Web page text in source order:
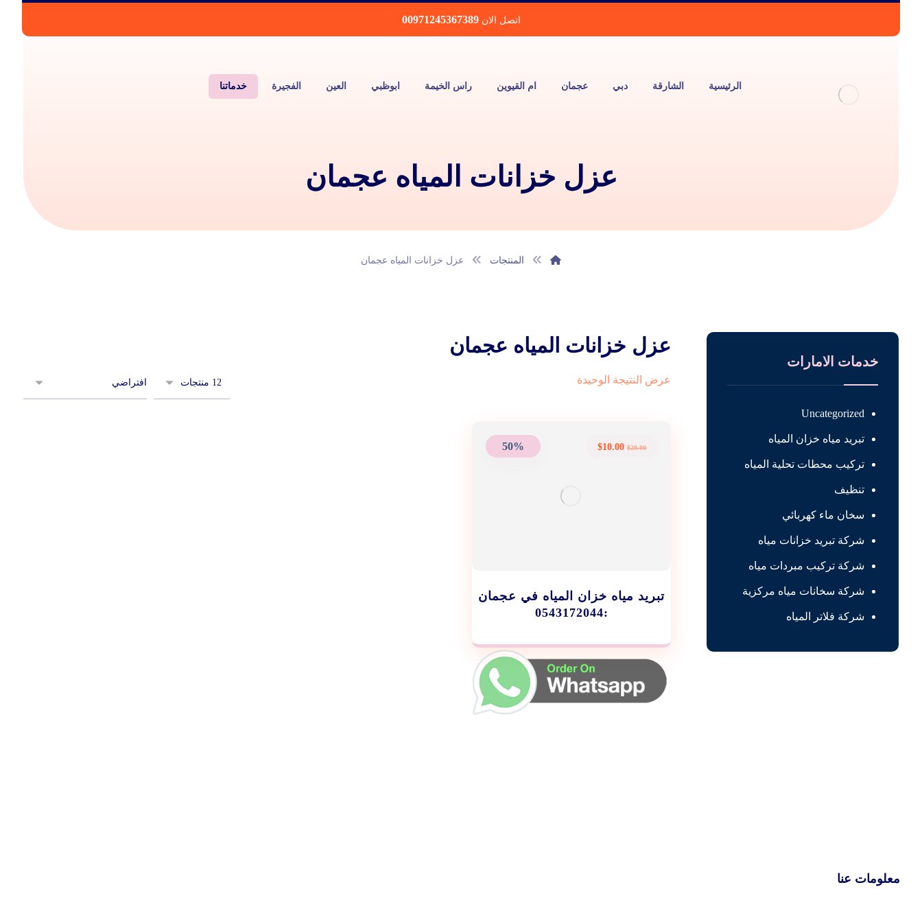
اتصل الان 00971245367389
الرئيسية الشارقة دبي عجمان ام القيوين راس الخيمة ابوظبي العين الفجيرة خدماتنا
عزل خزانات المياه عجمان
المنتجات عزل خزانات المياه عجمان
عزل خزانات المياه عجمان
عرض النتيجة الوحيدة
50%
تبريد مياه خزان المياه في عجمان
:0543172044
$20.00
$10.00
خدمات الامارات
Uncategorized
تبريد مياه خزان المياه
تركيب محطات تحلية المياه
تنظيف
سخان ماء كهربائي
شركة تبريد خزانات مياه
شركة تركيب مبردات مياه
شركة سخانات مياه مركزية
شركة فلاتر المياه
معلومات عنا